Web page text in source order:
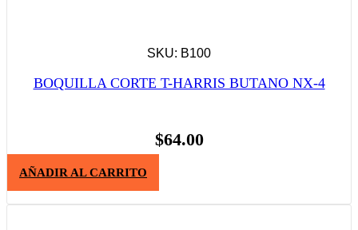
SKU: B100
BOQUILLA CORTE T-HARRIS BUTANO NX-4
$64.00
AÑADIR AL CARRITO